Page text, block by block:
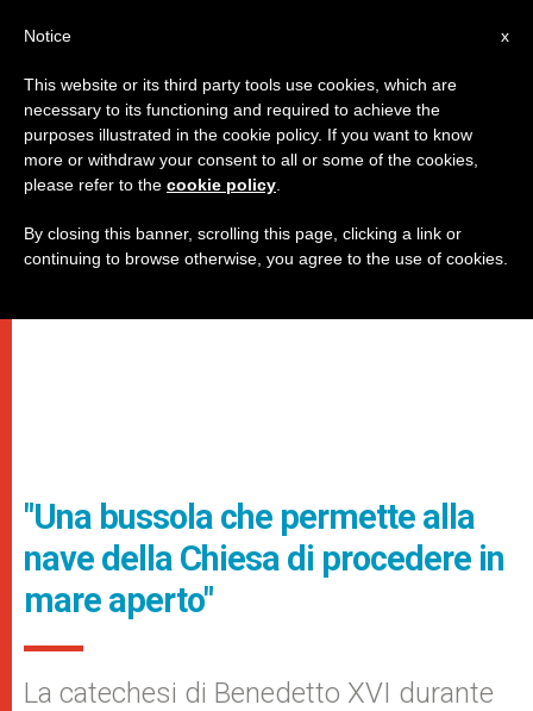
"Una bussola che permette alla
nave della Chiesa di procedere in
mare aperto"
La catechesi di Benedetto XVI durante
x
Notice
This website or its third party tools use cookies, which are
necessary to its functioning and required to achieve the
purposes illustrated in the cookie policy. If you want to know
more or withdraw your consent to all or some of the cookies,
please refer to the cookie policy
By closing this banner, scrolling this page, clicking a link or
continuing to browse otherwise, you agree to the use of cookies.